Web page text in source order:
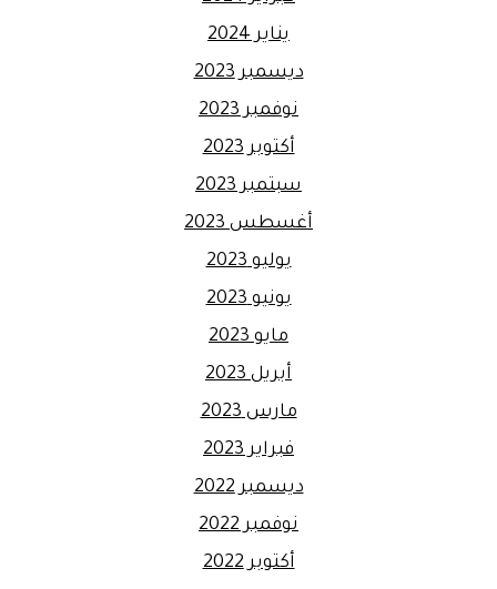
يناير 2024
ديسمبر 2023
نوفمبر 2023
أكتوبر 2023
سبتمبر 2023
أغسطس 2023
يوليو 2023
يونيو 2023
مايو 2023
أبريل 2023
مارس 2023
فبراير 2023
ديسمبر 2022
نوفمبر 2022
أكتوبر 2022